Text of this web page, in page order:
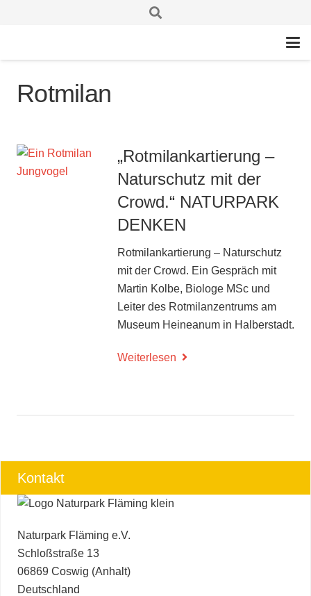
Rotmilan
„Rotmilankartierung –
Naturschutz mit der
Crowd.“ NATURPARK
DENKEN
Rotmilankartierung – Naturschutz
mit der Crowd. Ein Gespräch mit
Martin Kolbe, Biologe MSc und
Leiter des Rotmilanzentrums am
Museum Heineanum in Halberstadt.
Weiterlesen
Kontakt
Naturpark Fläming e.V.
Schloßstraße 13
06869 Coswig (Anhalt)
Deutschland